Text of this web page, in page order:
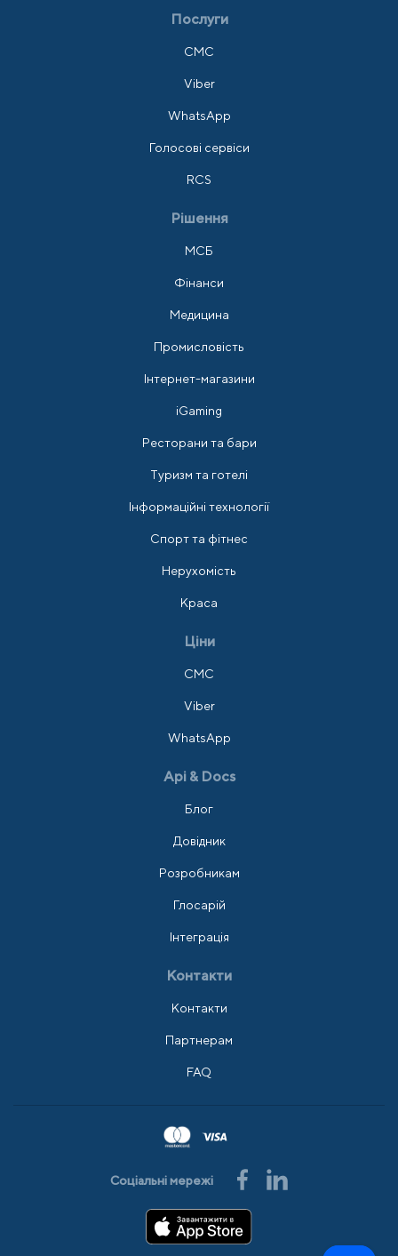
Послуги
СМС
Viber
WhatsApp
Голосові сервіси
RCS
Рішення
МСБ
Фінанси
Медицина
Промисловість
Інтернет-магазини
iGaming
Ресторани та бари
Туризм та готелі
Інформаційні технології
Спорт та фітнес
Нерухомість
Краса
Ціни
СМС
Viber
WhatsApp
Api & Docs
Блог
Довідник
Розробникам
Глосарій
Інтеграція
Контакти
Контакти
Партнерам
FAQ
Соціальні мережі